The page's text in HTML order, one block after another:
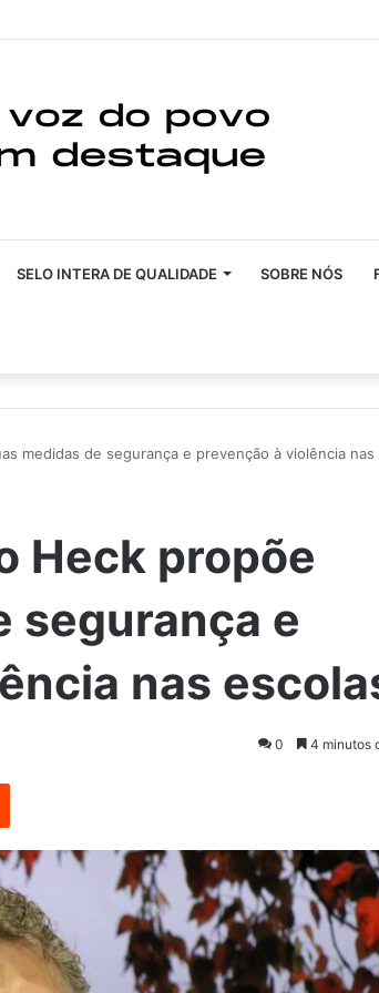
SELO INTERA DE QUALIDADE SOBRE NÓS
medidas de segurança e prevenção à violência nas
Heck propõe
segurança e
nas
0 4 minutos
Reddit